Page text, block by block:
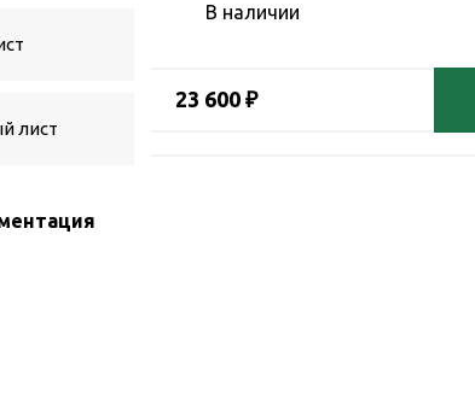
лист
В наличии
23 600 ₽